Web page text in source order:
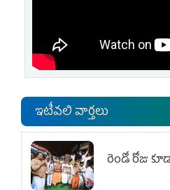
ఇటీవలి వార్తలు
రెండో రోజు